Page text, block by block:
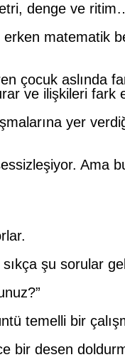
denge ve
erken matematik
çocuk aslında
ve ilişkileri fark
yer
Ama
şu sorular
temelli bir
bir desen